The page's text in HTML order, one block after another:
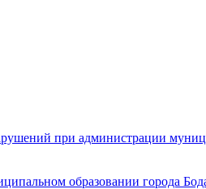
при администрации
образовании города